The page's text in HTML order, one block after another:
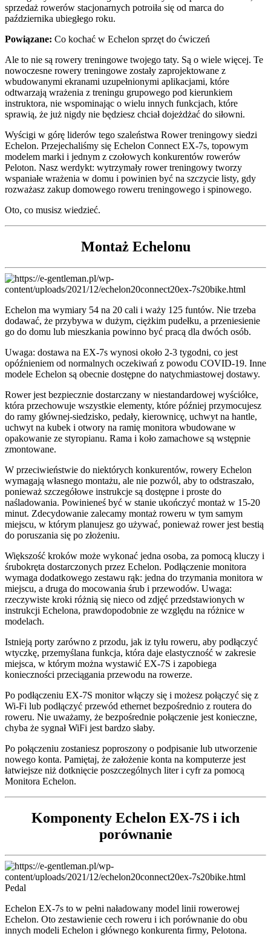
sprzedaż rowerów stacjonarnych potroiła się od marca do
października ubiegłego roku.
Powiązane: Co kochać w Echelon sprzęt do ćwiczeń
Ale to nie są rowery treningowe twojego taty. Są o wiele więcej. Te
nowoczesne rowery treningowe zostały zaprojektowane z
wbudowanymi ekranami uzupełnionymi aplikacjami, które
odtwarzają wrażenia z treningu grupowego pod kierunkiem
instruktora, nie wspominając o wielu innych funkcjach, które
sprawią, że już nigdy nie będziesz chciał dojeżdżać do siłowni.
Wyścigi w górę liderów tego szaleństwa Rower treningowy siedzi
Echelon. Przejechaliśmy się Echelon Connect EX-7s, topowym
modelem marki i jednym z czołowych konkurentów rowerów
Peloton. Nasz werdykt: wytrzymały rower treningowy tworzy
wspaniałe wrażenia w domu i powinien być na szczycie listy, gdy
rozważasz zakup domowego roweru treningowego i spinowego.
Oto, co musisz wiedzieć.
Montaż Echelonu
Echelon ma wymiary 54 na 20 cali i waży 125 funtów. Nie trzeba
dodawać, że przybywa w dużym, ciężkim pudełku, a przeniesienie
go do domu lub mieszkania powinno być pracą dla dwóch osób.
Uwaga: dostawa na EX-7s wynosi około 2-3 tygodni, co jest
opóźnieniem od normalnych oczekiwań z powodu COVID-19. Inne
modele Echelon są obecnie dostępne do natychmiastowej dostawy.
Rower jest bezpiecznie dostarczany w niestandardowej wyściółce,
która przechowuje wszystkie elementy, które później przymocujesz
do ramy głównej-siedzisko, pedały, kierownicę, uchwyt na hantle,
uchwyt na kubek i otwory na ramię monitora wbudowane w
opakowanie ze styropianu. Rama i koło zamachowe są wstępnie
zmontowane.
W przeciwieństwie do niektórych konkurentów, rowery Echelon
wymagają własnego montażu, ale nie pozwól, aby to odstraszało,
ponieważ szczegółowe instrukcje są dostępne i proste do
naśladowania. Powinieneś być w stanie ukończyć montaż w 15-20
minut. Zdecydowanie zalecamy montaż roweru w tym samym
miejscu, w którym planujesz go używać, ponieważ rower jest bestią
do poruszania się po złożeniu.
Większość kroków może wykonać jedna osoba, za pomocą kluczy i
śrubokręta dostarczonych przez Echelon. Podłączenie monitora
wymaga dodatkowego zestawu rąk: jedna do trzymania monitora w
miejscu, a druga do mocowania śrub i przewodów. Uwaga:
rzeczywiste kroki różnią się nieco od zdjęć przedstawionych w
instrukcji Echelona, prawdopodobnie ze względu na różnice w
modelach.
Istnieją porty zarówno z przodu, jak iz tyłu roweru, aby podłączyć
wtyczkę, przemyślana funkcja, która daje elastyczność w zakresie
miejsca, w którym można wystawić EX-7S i zapobiega
konieczności przeciągania przewodu na rowerze.
Po podłączeniu EX-7S monitor włączy się i możesz połączyć się z
Wi-Fi lub podłączyć przewód ethernet bezpośrednio z routera do
roweru. Nie uważamy, że bezpośrednie połączenie jest konieczne,
chyba że sygnał WiFi jest bardzo słaby.
Po połączeniu zostaniesz poproszony o podpisanie lub utworzenie
nowego konta. Pamiętaj, że założenie konta na komputerze jest
łatwiejsze niż dotknięcie poszczególnych liter i cyfr za pomocą
Monitora Echelon.
Komponenty Echelon EX-7S i ich
porównanie
Echelon EX-7s to w pełni naładowany model linii rowerowej
Echelon. Oto zestawienie cech roweru i ich porównanie do obu
innych modeli Echelon i głównego konkurenta firmy, Pelotona.